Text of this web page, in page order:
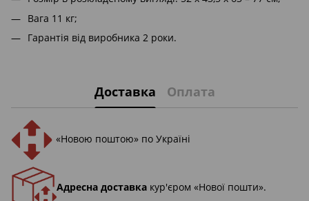
Вага 11 кг;
Гарантія від виробника 2 роки.
Доставка Оплата
«Новою поштою» по Україні
Адресна доставка кур'єром «Нової пошти».